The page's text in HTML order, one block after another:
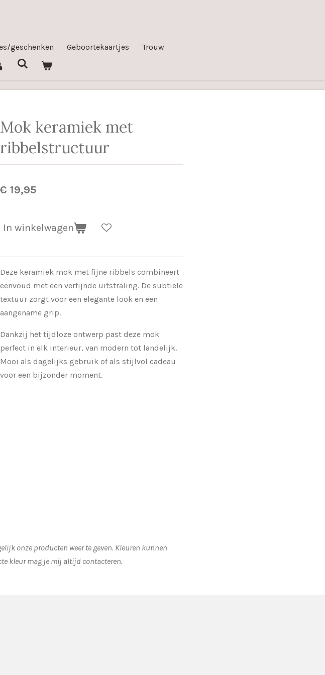
geschenken Geboortekaartjes
Trouw
Mok keramiek met
ribbelstructuur
€ 19,95
In winkelwagen
Deze keramiek mok met fijne ribbels combineert
eenvoud met een verfijnde uitstraling. De subtiele
textuur zorgt voor een elegante look en een
aangename grip.
Dankzij het tijdloze ontwerp past deze mok
perfect in elk interieur, van modern tot landelijk.
Mooi als dagelijks gebruik of als stijlvol cadeau
voor een bijzonder moment.
onze producten weer te geven. Kleuren kunnen
kleur mag je mij altijd contacteren.